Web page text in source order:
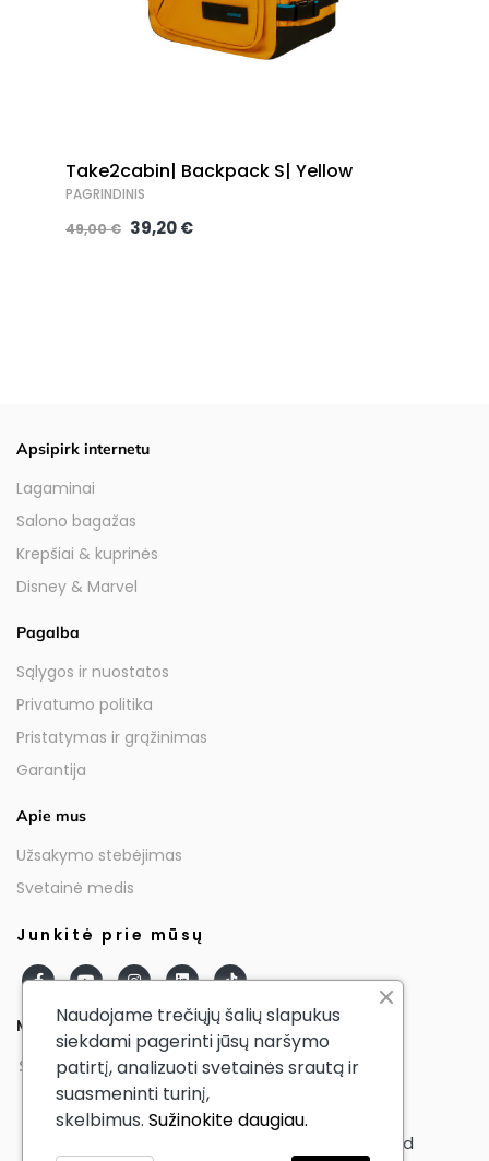
Take2cabin| Backpack S| Yellow
PAGRINDINIS
49,00 € 39,20 €
Apsipirk internetu
Lagaminai
Salono bagažas
Krepšiai & kuprinės
Disney & Marvel
Pagalba
Sąlygos ir nuostatos
Privatumo politika
Pristatymas ir grąžinimas
Garantija
Apie mus
Užsakymo stebėjimas
Svetainė medis
Junkitė prie mūsų
Mūsų partneriai
© AmericanTourister - All Rights Reserved
Naudojame trečiųjų šalių slapukus
siekdami pagerinti jūsų naršymo
patirtį, analizuoti svetainės srautą ir
suasmeninti turinį,
skelbimus. Sužinokite daugiau.